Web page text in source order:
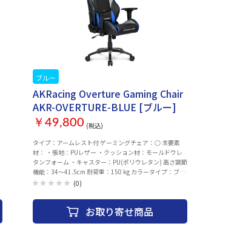
ブルー
AKRacing Overture Gaming Chair
AKR-OVERTURE-BLUE [ブルー]
￥49,800 (税込)
タイプ：アームレスト付 ゲーミングチェア：○ 主要素
材： ・張地：PUレザー ・クッション材：モールドウレ
タンフォーム ・キャスター：PU(ポリウレタン) 高さ調節
機能：34～41.5cm 耐荷重：150 kg カラータイプ：ブル
ー ロッキング機能：○ ヘッドレスト：○ ランバーサポ
・椅子高さ：129～136.5cm ・座面幅：39cm ・座面奥
行：52.5cm ・座面高さ：34～41.5cm ・背もたれ高
さ：95cm 座面寸法：39x52.5x10 cm
(0)
お取り寄せ商品